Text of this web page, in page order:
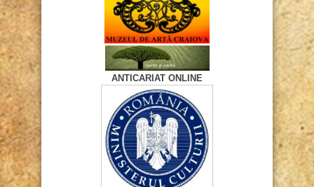
ANTICARIAT ONLINE